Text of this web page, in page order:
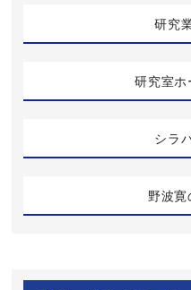
研究
研究室ホ
シラ
野波寛